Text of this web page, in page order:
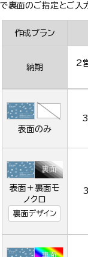
で裏面のご指定とご入
作成プラン
納期
2
表面のみ
表面＋裏面モ
ノクロ
裏面デザイン